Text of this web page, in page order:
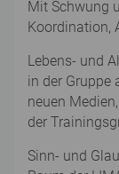
Mit Schwung
Koordination,
Lebens- und
in der Gruppe
neuen
der
Sinn- und